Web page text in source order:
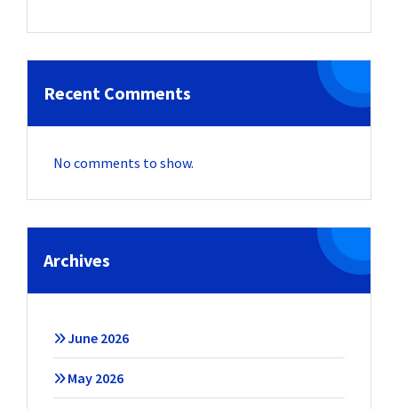
Recent Comments
No comments to show.
Archives
June 2026
May 2026